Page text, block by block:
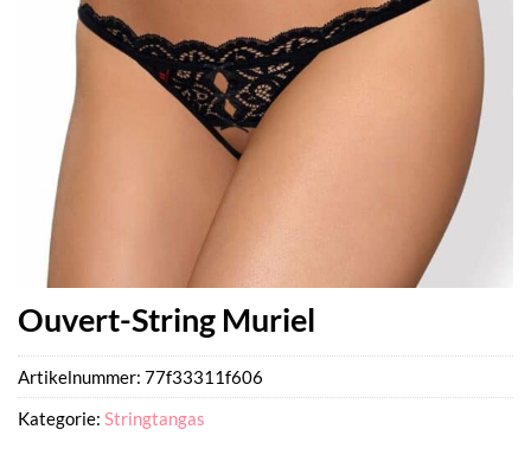
Ouvert-String Muriel
Artikelnummer: 77f33311f606
Kategorie: Stringtangas